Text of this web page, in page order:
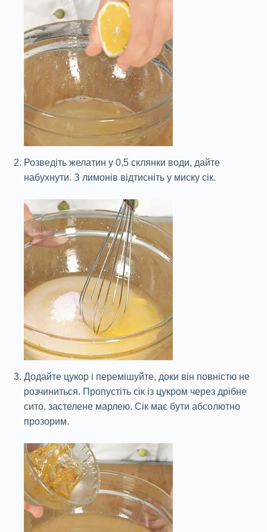
Розведіть желатин у 0,5 склянки води, дайте
набухнути. З лимонів відтисніть у миску сік.
Додайте цукор і перемішуйте, доки він повністю не
розчиниться. Пропустіть сік із цукром через дрібне
сито, застелене марлею. Сік має бути абсолютно
прозорим.